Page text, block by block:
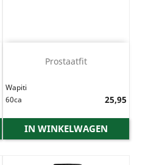
Prostaatfit
Wapiti
60ca
25,95
IN WINKELWAGEN